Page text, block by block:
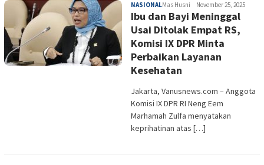
NASIONALMas Husni November 25, 2025
Ibu dan Bayi Meninggal
Usai Ditolak Empat RS,
Komisi IX DPR Minta
Perbaikan Layanan
Kesehatan
Jakarta, Vanusnews.com – Anggota
Komisi IX DPR RI Neng Eem
Marhamah Zulfa menyatakan
keprihatinan atas […]